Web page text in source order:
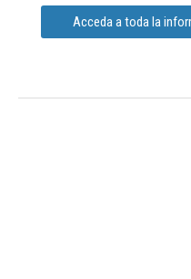
Acceda a toda la